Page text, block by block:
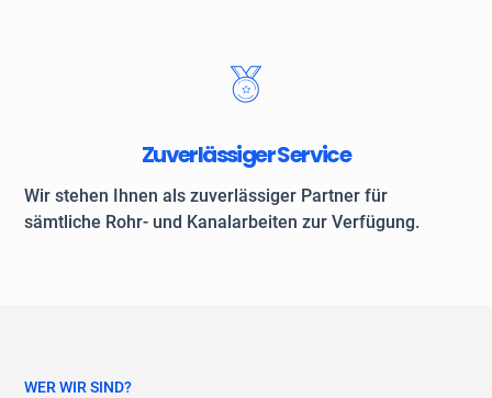
Zuverlässiger Service
Wir stehen Ihnen als zuverlässiger Partner für
sämtliche Rohr- und Kanalarbeiten zur Verfügung.
WER WIR SIND?